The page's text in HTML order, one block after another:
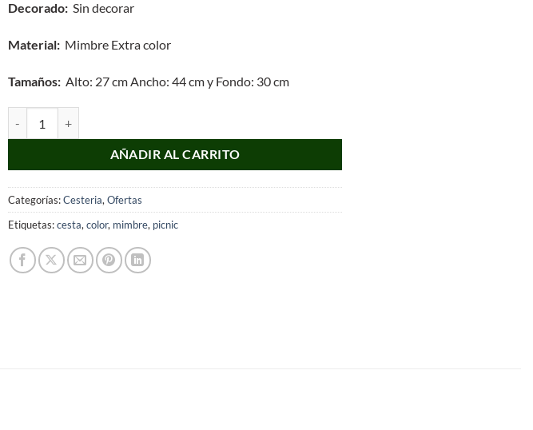
Decorado: Sin decorar
Material: Mimbre Extra color
Tamaños: Alto: 27 cm Ancho: 44 cm y Fondo: 30 cm
AÑADIR AL CARRITO
Categorías:Cesteria,Ofertas
Etiquetas:cesta,color, mimbre, picnic